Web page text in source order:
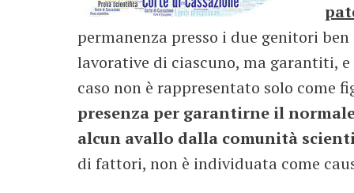
permanenza presso i due genitori
lavorative di ciascuno, ma garantiti,
caso non è rappresentato solo come
presenza per garantirne il
alcun avallo dalla comunità
di fattori, non è individuata come